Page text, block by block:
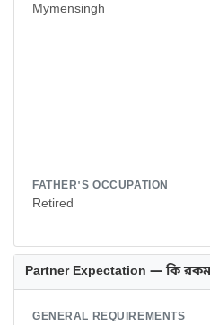
Mymensingh
FATHER'S OCCUPATION
Retired
Partner Expectation — কি রকম
GENERAL REQUIREMENTS